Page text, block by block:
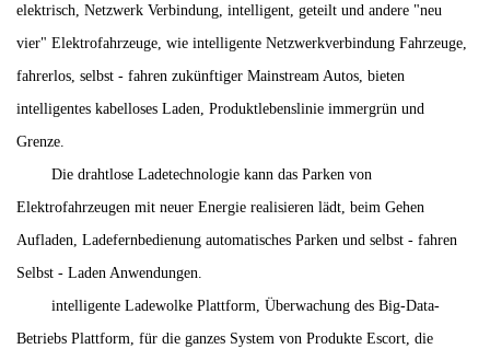
elektrisch, Netzwerk Verbindung, intelligent, geteilt und andere "neu
vier" Elektrofahrzeuge, wie intelligente Netzwerkverbindung Fahrzeuge,
fahrerlos, selbst - fahren zukünftiger Mainstream Autos, bieten
intelligentes kabelloses Laden, Produktlebenslinie immergrün und
Grenze.
Die drahtlose Ladetechnologie kann das Parken von
Elektrofahrzeugen mit neuer Energie realisieren lädt, beim Gehen
Aufladen, Ladefernbedienung automatisches Parken und selbst - fahren
Selbst - Laden Anwendungen.
intelligente Ladewolke Plattform, Überwachung des Big-Data-
Betriebs Plattform, für die ganzes System von Produkte Escort, die